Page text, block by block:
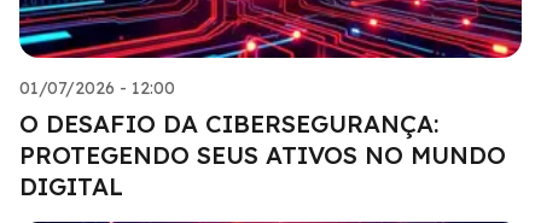
01/07/2026 - 12:00
O DESAFIO DA CIBERSEGURANÇA:
PROTEGENDO SEUS ATIVOS NO MUNDO
DIGITAL